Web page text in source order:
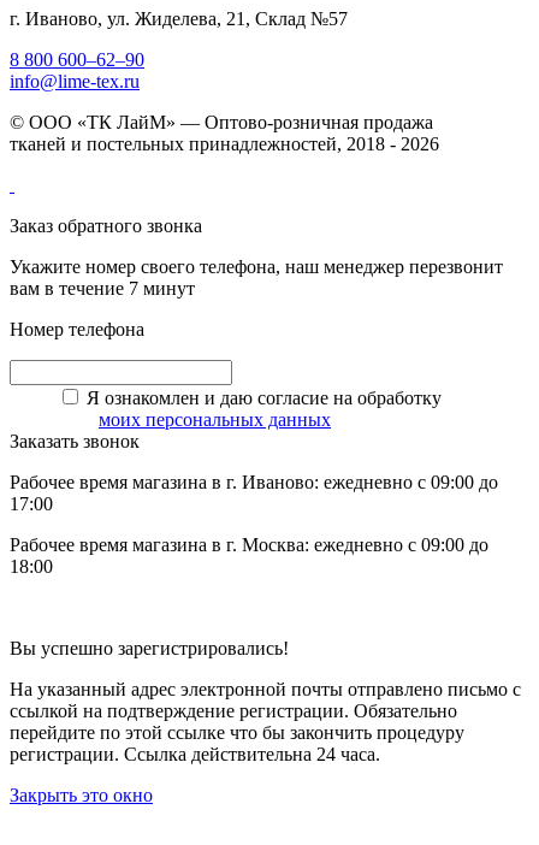
г. Иваново, ул. Жиделева, 21, Склад №57
8 800 600–62–90
info@lime-tex.ru
© ООО «ТК ЛайМ» — Оптово-розничная продажа
тканей и постельных принадлежностей, 2018 - 2026
Заказ обратного звонка
Укажите номер своего телефона, наш менеджер перезвонит
вам в течение 7 минут
Номер телефона
Я ознакомлен и даю согласие на обработку
моих персональных данных
Заказать звонок
Рабочее время магазина в г. Иваново: ежедневно с 09:00 до
17:00
Рабочее время магазина в г. Москва: ежедневно с 09:00 до
18:00
Вы успешно зарегистрировались!
На указанный адрес электронной почты отправлено письмо с
ссылкой на подтверждение регистрации. Обязательно
перейдите по этой ссылке что бы закончить процедуру
регистрации. Ссылка действительна 24 часа.
Закрыть это окно